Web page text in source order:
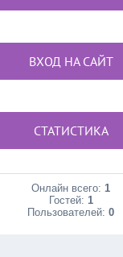
ВХОД НА САЙТ
СТАТИСТИКА
Онлайн всего: 1
Гостей: 1
Пользователей: 0